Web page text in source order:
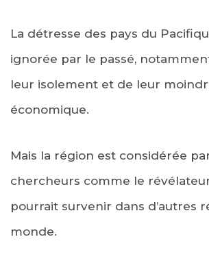
La détresse des pays du
ignorée par le passé,
leur isolement et de leur
économique.
Mais la région est considérée
chercheurs comme le
pourrait survenir dans d’autres
monde.